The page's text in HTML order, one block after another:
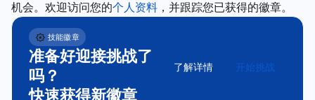
机会。欢迎访问您的个人资料 ，并跟踪您已获得的徽章。
准备好迎接挑战了
吗？
快速获得新徽章
了解详情 开始挑战